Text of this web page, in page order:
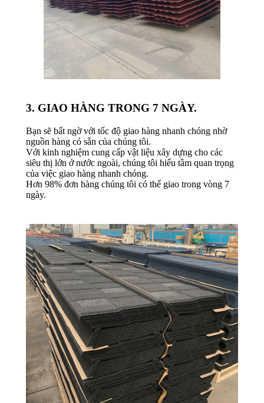
3. GIAO HÀNG TRONG 7 NGÀY.
Bạn sẽ bất ngờ với tốc độ giao hàng nhanh chóng nhờ
nguồn hàng có sẵn của chúng tôi.
Với kinh nghiệm cung cấp vật liệu xây dựng cho các
siêu thị lớn ở nước ngoài, chúng tôi hiểu tầm quan trọng
của việc giao hàng nhanh chóng.
Hơn 98% đơn hàng chúng tôi có thể giao trong vòng 7
ngày.